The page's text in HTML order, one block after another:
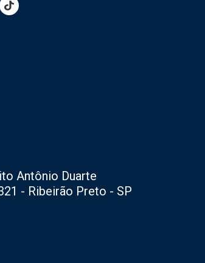
Antônio Duarte
- Ribeirão Preto - SP